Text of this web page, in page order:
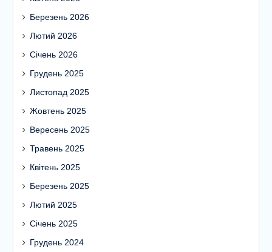
Березень 2026
Лютий 2026
Січень 2026
Грудень 2025
Листопад 2025
Жовтень 2025
Вересень 2025
Травень 2025
Квітень 2025
Березень 2025
Лютий 2025
Січень 2025
Грудень 2024